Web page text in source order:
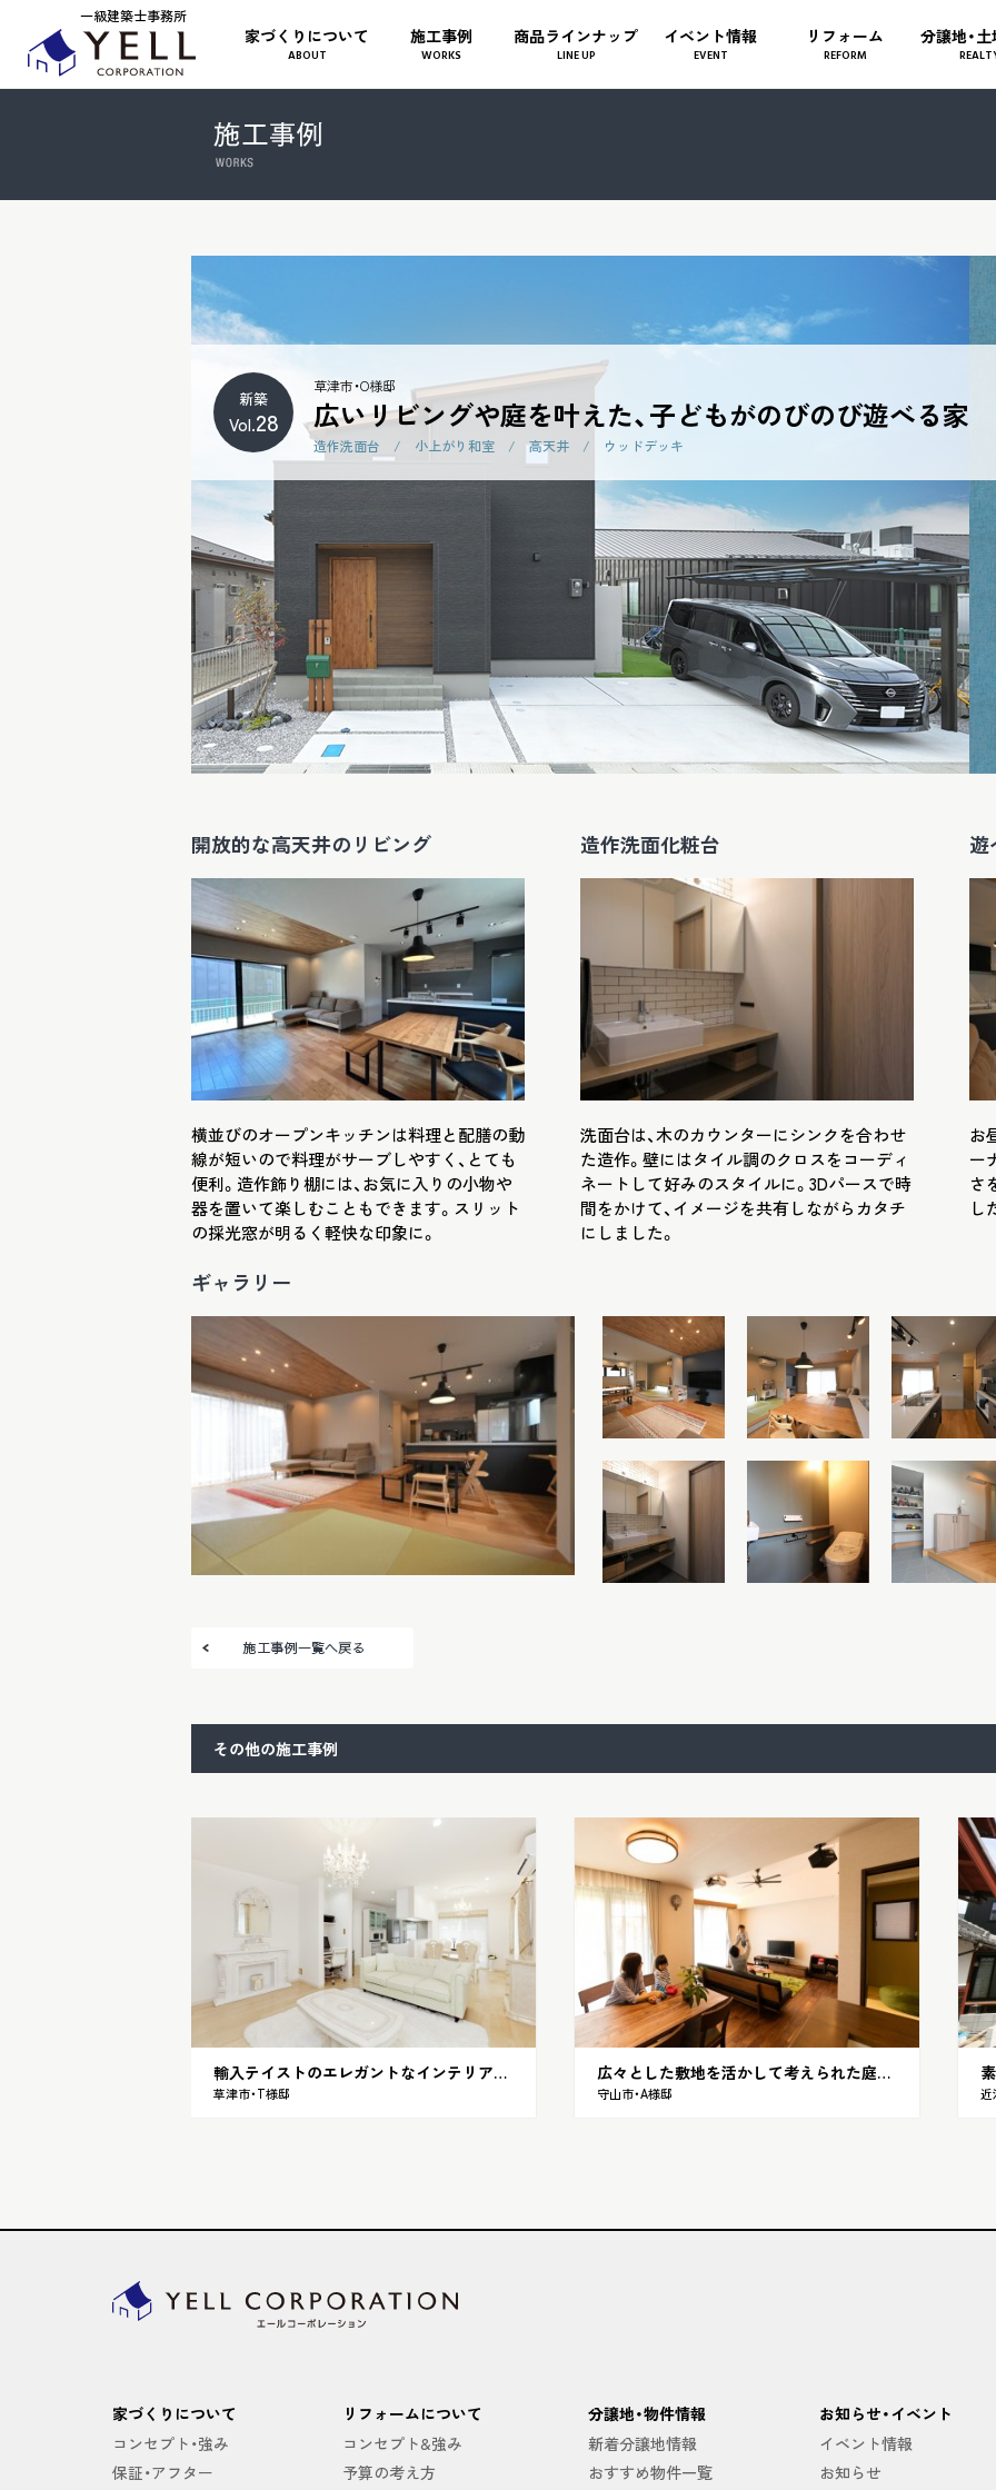
一級建築士事務所
家づくりについて
ABOUT
施工事例
WORKS
商品ラインナップ
LINE UP
イベント情報
EVENT
リフォーム
REFORM
分譲地・
草津市・O様邸
広いリビングや庭を叶えた、子どもがのびのび遊べる家
新築
Vol.28
造作洗面台 / 小上がり和室 / 高天井 / ウッドデッキ
開放的な高天井のリビング
横並びのオープンキッチンは料理と配膳の動
線が短いので料理がサーブしやすく、とても
便利。造作飾り棚には、お気に入りの小物や
器を置いて楽しむこともできます。スリット
の採光窓が明るく軽快な印象に。
造作洗面化粧台
洗面台は、木のカウンターにシンクを合わせ
た造作。壁にはタイル調のクロスをコーディ
ネートして好みのスタイルに。3Dパースで時
間をかけて、イメージを共有しながらカタチ
にしました。
遊
お
ー
さ
し
ギャラリー
その他の施工事例
輸入テイストのエレガントなインテリアが似合う、洗練された家
草津市・T様邸
広々とした敷地を活かして考えられた庭とLDKを自然とつなぐ開放感が魅力な家
守山市・A様邸 近
家づくりについて
コンセプト・強み
保証・アフター
リフォームについて
コンセプト&強み
予算の考え方
分譲地・物件情報
新着分譲地情報
おすすめ物件一覧
お知らせ・イベント
イベント情報
お知らせ